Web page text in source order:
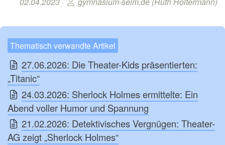
Thematisch verwandte Artikel
27.06.2026: Die Theater-Kids präsentierten:
„Titanic“
24.03.2026: Sherlock Holmes ermittelte: Ein
Abend voller Humor und Spannung
21.02.2026: Detektivisches Vergnügen: Theater-
AG zeigt „Sherlock Holmes“